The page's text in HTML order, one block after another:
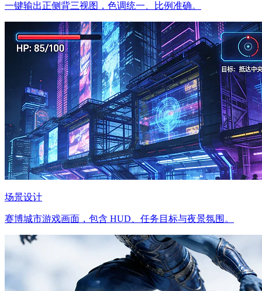
一键输出正侧背三视图，色调统一、比例准确。
场景设计
赛博城市游戏画面，包含 HUD、任务目标与夜景氛围。